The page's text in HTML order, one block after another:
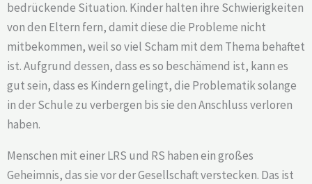
bedrückende Situation. Kinder halten ihre Schwierigkeiten
von den Eltern fern, damit diese die Probleme nicht
mitbekommen, weil so viel Scham mit dem Thema behaftet
ist. Aufgrund dessen, dass es so beschämend ist, kann es
gut sein, dass es Kindern gelingt, die Problematik solange
in der Schule zu verbergen bis sie den Anschluss verloren
haben.
Menschen mit einer LRS und RS haben ein großes
Geheimnis, das sie vor der Gesellschaft verstecken. Das ist